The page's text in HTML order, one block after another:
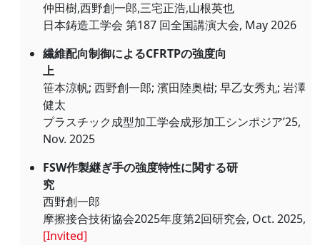
仲田樹,西野創一郎,三宅正浩,山根英也
日本鋳造工学会 第187 回全国講演大会, May 2026
繊維配向制御によるCFRTPの強度向
上
笹本涼帆; 西野創一郎; 濱田陸奥樹; 早乙女秀丸; 岩澤
健太
プラスチック成型加工学会成形加工シンポジア’25,
Nov. 2025
FSW作製継ぎ手の強度特性に関する研
究
西野創一郎
摩擦接合技術協会2025年度第2回研究会, Oct. 2025,
[Invited]